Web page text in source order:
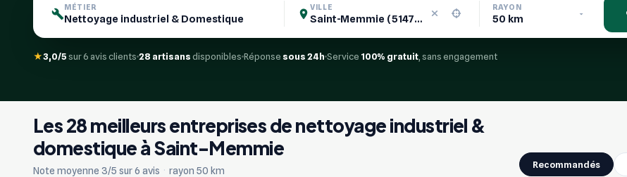
MÉTIER VILLE RAYON
★3,0/5sur 6 avis clients 28 artisansdisponibles Réponse sous 24h Service 100% gratuit , sans engagement
Les 28 meilleurs entreprises de nettoyage industriel &
domestique à Saint-Memmie
Note moyenne 3/5 sur 6 avis · rayon 50 km
Recommandés